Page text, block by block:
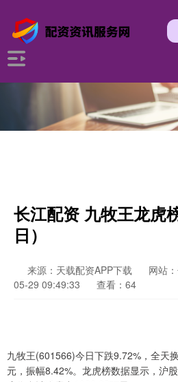
长江配资 九牧王龙虎
日）
来源：天载配资APP下载 网站
05-29 09:49:33
查看：64
九牧王(601566)今日下跌9.72%，全天
元，振幅8.42%。龙虎榜数据显示，沪